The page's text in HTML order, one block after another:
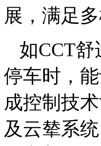
展，满足
如CCT
停车时，
成控制技
及云辇系